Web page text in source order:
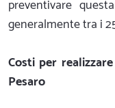
preventivare
generalmente tra i
Costi per
Pesaro